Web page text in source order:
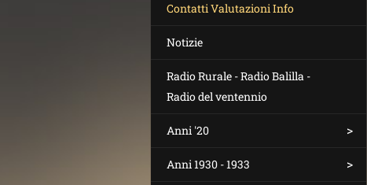
Contatti Valutazioni Info
Notizie
Radio Rurale - Radio Balilla -
Radio del ventennio
Anni '20
Anni 1930 - 1933